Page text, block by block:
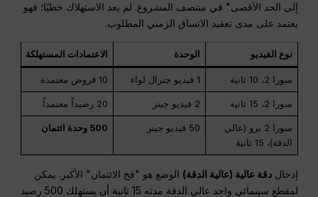
إلى الحد الأقصى" في منتصف المشروع. لم يعد الاستهلاك خطيًا؛ فهو
يعتمد على مدى تعقيد الاتساق الزمني المطلوب.
نوع الفيديو الوحدة الاعتمادات المستهلكة
سورا 2، 10 ثانية 1 فيديو جنرال لواء 10 قروض معتمدة
سورا 2، 15 ثانية 2 فيديو جينز 20 رصيداً معتمداً
سورا 2 برو (عالي
الدقة)، 15 ثانية
50 فيديو جينز 500 وحدة ائتمان
إدخالدقة عالية (عالية الدقة) الوضع هو "فخ الائتمان" الأكبر. يمكن
لمقطع سينمائي واحد عالي الدقة مدته 15 ثانية أن يستهلك 500 رصيد